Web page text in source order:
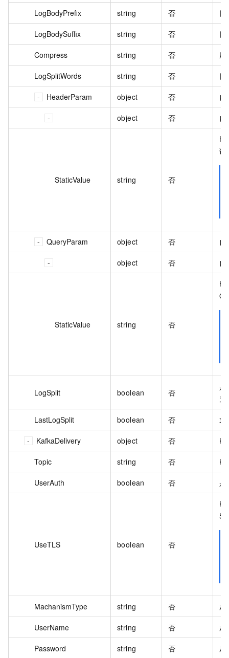
LogBodyPrefix string 否
LogBodySuffix string 否
Compress string 否 压
LogSplitWords string 否
HeaderParam object 否
object 否
StaticValue string 否
请
QueryParam object 否
object 否
StaticValue string 否
LogSplit boolean 否
是
LastLogSplit boolean 否 末
KafkaDelivery object 否
Topic string 否
UserAuth boolean 否 是
UseTLS boolean 否
MachanismType string 否 加
UserName string 否 加
Password string 否 加